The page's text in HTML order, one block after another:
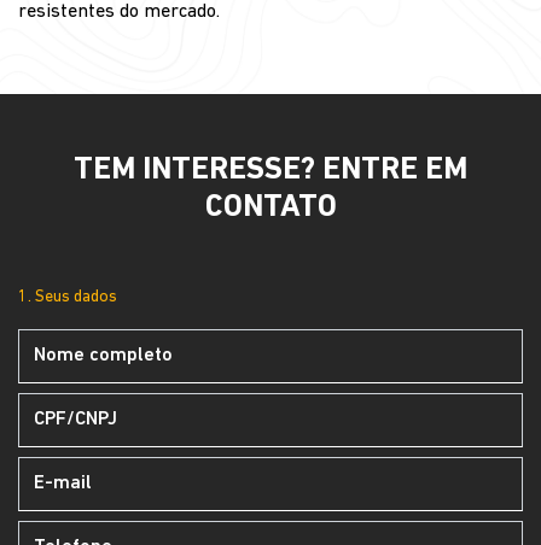
resistentes do mercado.
TEM INTERESSE? ENTRE EM
CONTATO
1. Seus dados